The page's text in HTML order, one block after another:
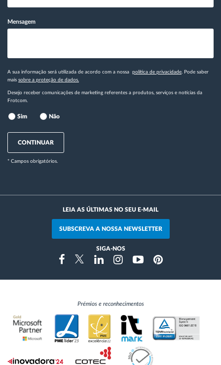
Mensagem
A sua informação será utilizada de acordo com a nossa política de privacidade. Pode saber
mais sobre a proteção de dados.
Desejo receber comunicações de marketing referentes a produtos, serviços e notícias da
Frotcom.
Sim Não
CONTINUAR
* Campos obrigatórios.
LEIA AS ÚLTIMAS NO SEU E-MAIL
SUBSCREVA A NOSSA NEWSLETTER
SIGA-NOS
FacebookTwitterLinkedinInstragramYoutubePinterest
Prémios e reconhecimentos